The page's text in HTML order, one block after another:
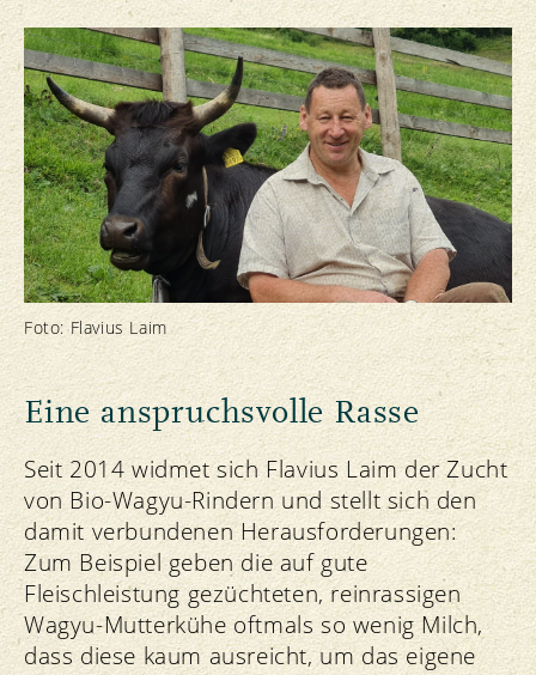
Foto: Flavius Laim
Eine anspruchsvolle Rasse
Seit 2014 widmet sich Flavius Laim der Zucht
von Bio-Wagyu-Rindern und stellt sich den
damit verbundenen Herausforderungen:
Zum Beispiel geben die auf gute
Fleischleistung gezüchteten, reinrassigen
Wagyu-Mutterkühe oftmals so wenig Milch,
dass diese kaum ausreicht, um das eigene